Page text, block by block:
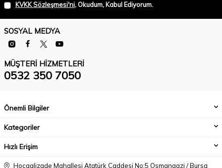
KVKK Sözleşmesi'ni, Okudum, Kabul Ediyorum.
SOSYAL MEDYA
MÜŞTERI HIZMETLERI
0532 350 7050
Önemli Bilgiler
Kategoriler
Hızlı Erişim
Hocaalizade Mahallesi Atatürk Caddesi No:5 Osmangazi / Bursa